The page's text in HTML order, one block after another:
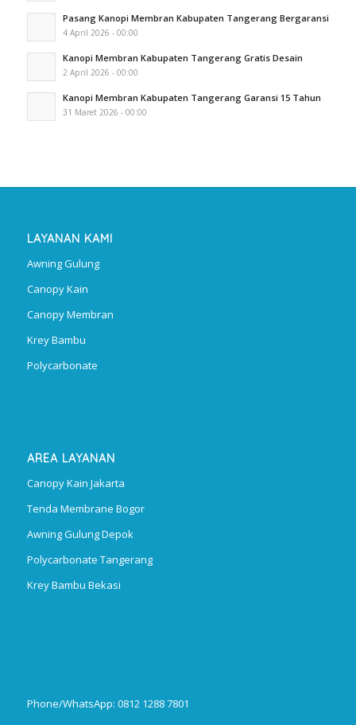
Pasang Kanopi Membran Kabupaten Tangerang Bergaransi
4 April 2026 - 00:00
Kanopi Membran Kabupaten Tangerang Gratis Desain
2 April 2026 - 00:00
Kanopi Membran Kabupaten Tangerang Garansi 15 Tahun
31 Maret 2026 - 00:00
LAYANAN KAMI
Awning Gulung
Canopy Kain
Canopy Membran
Krey Bambu
Polycarbonate
AREA LAYANAN
Canopy Kain Jakarta
Tenda Membrane Bogor
Awning Gulung Depok
Polycarbonate Tangerang
Krey Bambu Bekasi
Phone/WhatsApp: 0812 1288 7801